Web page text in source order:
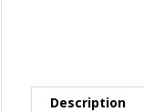
Description